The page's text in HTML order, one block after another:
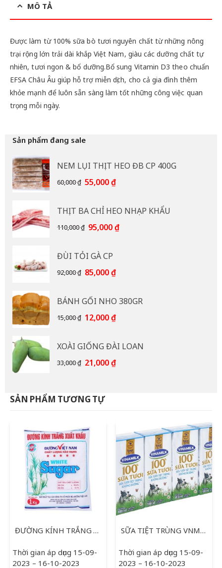
MÔ TẢ
Được làm từ 100% sữa bò tươi nguyên chất từ những nông
trại rộng lớn trải dài khắp Việt Nam, giàu các dưỡng chất tự
nhiên, tươi ngon & bổ dưỡng.Bổ sung Vitamin D3 theo chuẩn
EFSA Châu Âu giúp hỗ trợ miễn dịch, cho cả gia đình thêm
khỏe mạnh để luôn sẵn sàng làm tốt những công việc quan
trọng mỗi ngày.
Sản phẩm đang sale
NEM LỤI THỊT HEO ĐB CP 400G
60,000₫ Giá
60,000 ₫.
55,000₫Giá
là:
55,000 ₫.
THỊT BA CHỈ HEO NHẠP KHẨU
110,000₫ Giá
110,000 ₫.
95,000₫Giá
ĐÙI TỎI GÀ CP
92,000₫ Giá
92,000 ₫.
85,000₫Giá
là:
85,000 ₫.
BÁNH GỐI NHO 380GR
15,000₫ Giá
15,000 ₫.
12,000₫Giá
là:
12,000 ₫.
XOÀI GIỐNG ĐÀI LOAN
33,000₫ Giá
33,000 ₫.
21,000₫Giá
SẢN PHẨM TƯƠNG TỰ
ĐƯỜNG KÍNH TRẮNG XUẤT KHẨU 1KG
Thời gian áp dụng 15-09-
2023 – 16-10-2023
SỮA TIỆT TRÙNG VNM ÍT ĐƯỜNG 100% 180ML*4
Thời gian áp dụng 15-09-
2023 – 16-10-2023